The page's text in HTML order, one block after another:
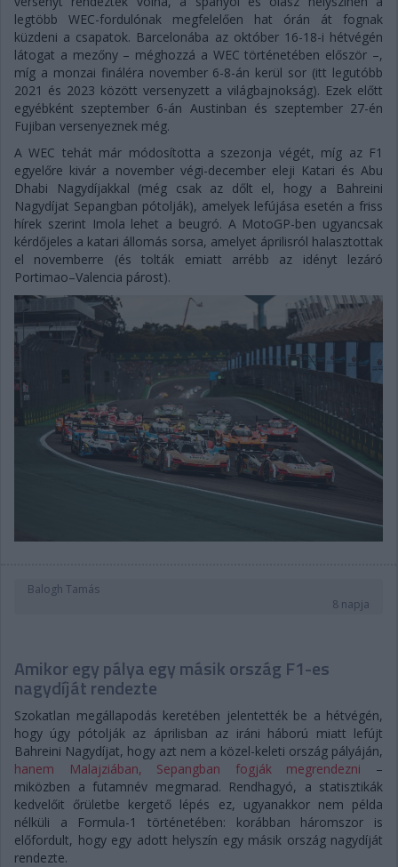
legtöbb WEC-fordulónak megfelelően hat órán át fognak
küzdeni a csapatok. Barcelonába az október 16-18-i hétvégén
látogat a mezőny – méghozzá a WEC történetében először –,
míg a monzai fináléra november 6-8-án kerül sor (itt legutóbb
2021 és 2023 között versenyzett a világbajnokság). Ezek előtt
egyébként szeptember 6-án Austinban és szeptember 27-én
Fujiban versenyeznek még.
A WEC tehát már módosította a szezonja végét, míg az F1
egyelőre kivár a november végi-december eleji Katari és Abu
Dhabi Nagydíjakkal (még csak az dőlt el, hogy a Bahreini
Nagydíjat Sepangban pótolják), amelyek lefújása esetén a friss
hírek szerint Imola lehet a beugró. A MotoGP-ben ugyancsak
kérdőjeles a katari állomás sorsa, amelyet áprilisról halasztottak
el novemberre (és tolták emiatt arrébb az idényt lezáró
Portimao–Valencia párost).
Balogh Tamás
8 napja
Amikor egy pálya egy másik ország F1-es
nagydíját rendezte
Szokatlan megállapodás keretében jelentették be a hétvégén,
hogy úgy pótolják az áprilisban az iráni háború miatt lefújt
Bahreini Nagydíjat, hogy azt nem a közel-keleti ország pályáján,
hanem Malajziában, Sepangban fogják megrendezni –
miközben a futamnév megmarad. Rendhagyó, a statisztikák
kedvelőit őrületbe kergető lépés ez, ugyanakkor nem példa
nélküli a Formula-1 történetében: korábban háromszor is
előfordult, hogy egy adott helyszín egy másik ország nagydíját
rendezte.